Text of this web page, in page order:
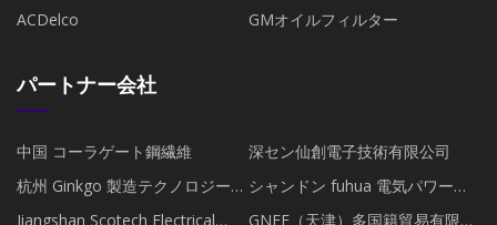
ACDelco
GMオイルフィルター
パートナー会社
中国 コーラゲート鋼繊維
深セン仙創電子技術有限公司
杭州 Ginkgo 製造テクノロジー
co .、ltd .
シャンドン fuhua 電気パワー機
器 Co.、 Ltd.
Jiangshan Scotech Electrical GNEE（天津）多国籍貿易有限公